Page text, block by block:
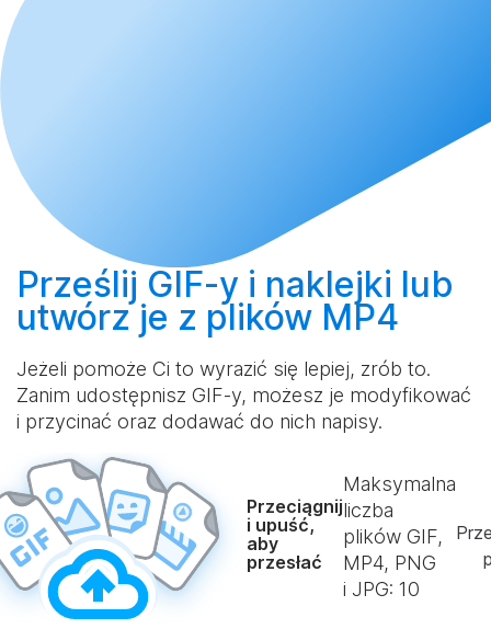
Prześlij GIF-y i naklejki lub
utwórzje z plików MP4
Jeżeli pomoże Ci to wyrazić się lepiej, zrób to.
Zanim udostępnisz GIF-y, możesz je modyfikować
i przycinać oraz dodawać do nich napisy.
Przeciągnij
i upuść,
aby
przesłać
Maksymalna
liczba
plików GIF,
MP4, PNG
i JPG: 10